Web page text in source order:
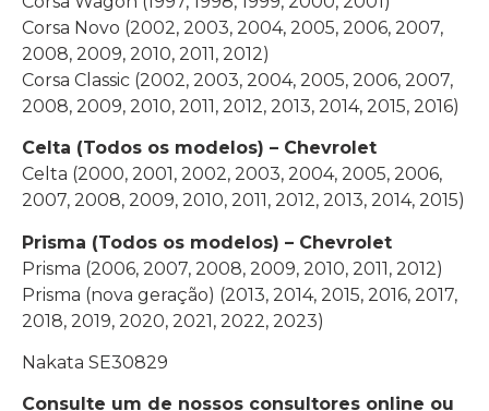
Corsa Novo (2002, 2003, 2004, 2005, 2006, 2007,
2008, 2009, 2010, 2011, 2012)
Corsa Classic (2002, 2003, 2004, 2005, 2006, 2007,
2008, 2009, 2010, 2011, 2012, 2013, 2014, 2015, 2016)
Celta (Todos os modelos) – Chevrolet
Celta (2000, 2001, 2002, 2003, 2004, 2005, 2006,
2007, 2008, 2009, 2010, 2011, 2012, 2013, 2014, 2015)
Prisma (Todos os modelos) – Chevrolet
Prisma (2006, 2007, 2008, 2009, 2010, 2011, 2012)
Prisma (nova geração) (2013, 2014, 2015, 2016, 2017,
2018, 2019, 2020, 2021, 2022, 2023)
Nakata SE30829
Consulte um de nossos consultores online ou